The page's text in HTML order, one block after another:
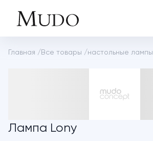
Главная / Все товары /настольные лампы
Лампа Lony